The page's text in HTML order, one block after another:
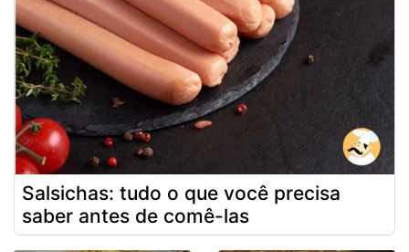
Salsichas: tudo o que você precisa
saber antes de comê-las